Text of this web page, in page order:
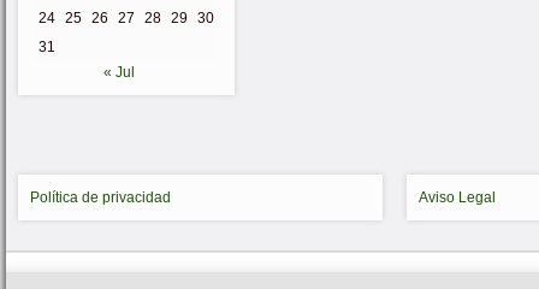
24 25 26 27 28 29 30
31
« Jul
Política de privacidad Aviso Legal